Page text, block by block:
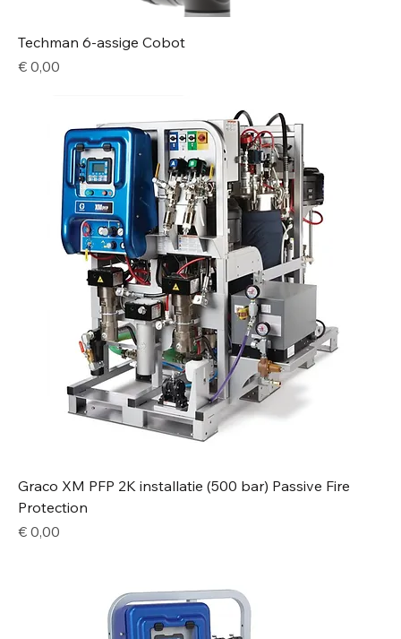
Techman 6-assige Cobot
Price
€ 0,00
Graco XM PFP 2K installatie (500 bar) Passive Fire
Protection
Price
€ 0,00